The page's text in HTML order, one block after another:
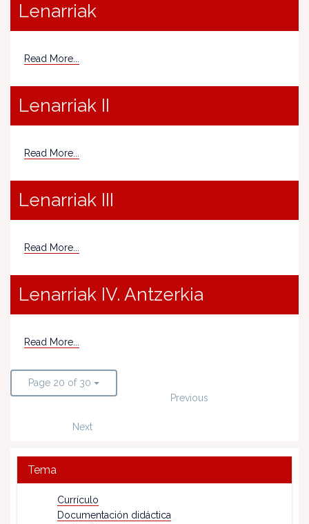
Lenarriak
Read More...
Lenarriak II
Read More...
Lenarriak III
Read More...
Lenarriak IV. Antzerkia
Read More...
Page 20 of 30
Previous
Next
Tema
Currículo
Documentación didáctica